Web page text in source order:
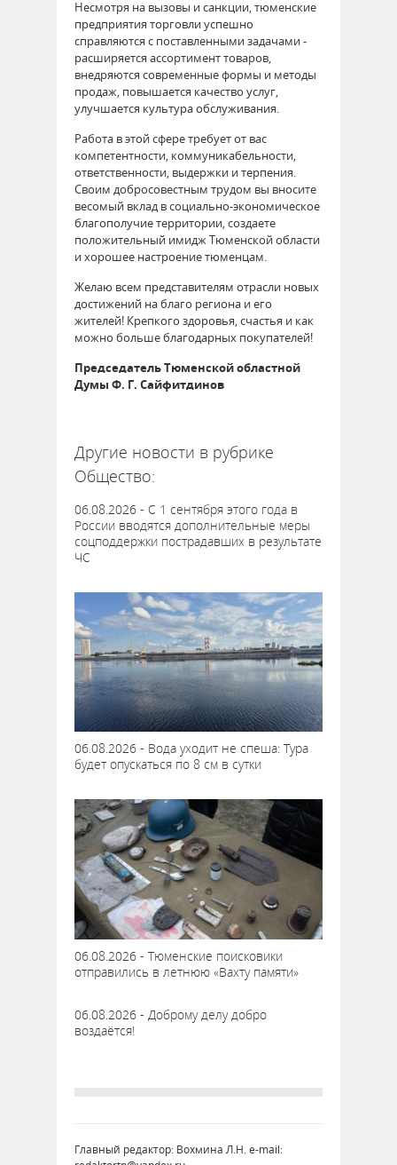
Несмотря на вызовы и санкции, тюменские
предприятия торговли успешно
справляются с поставленными задачами -
расширяется ассортимент товаров,
внедряются современные формы и методы
продаж, повышается качество услуг,
улучшается культура обслуживания.
Работа в этой сфере требует от вас
компетентности, коммуникабельности,
ответственности, выдержки и терпения.
Своим добросовестным трудом вы вносите
весомый вклад в социально-экономическое
благополучие территории, создаете
положительный имидж Тюменской области
и хорошее настроение тюменцам.
Желаю всем представителям отрасли новых
достижений на благо региона и его
жителей! Крепкого здоровья, счастья и как
можно больше благодарных покупателей!
Председатель Тюменской областной
Думы Ф. Г. Сайфитдинов
Другие новости в рубрике
Общество:
06.08.2026 - С 1 сентября этого года в
России вводятся дополнительные меры
соцподдержки пострадавших в результате
ЧС
06.08.2026 - Вода уходит не спеша: Тура
будет опускаться по 8 см в сутки
06.08.2026 - Тюменские поисковики
отправились в летнюю «Вахту памяти»
06.08.2026 - Доброму делу добро
воздаётся!
Главный редактор: Вохмина Л.Н. e-mail: